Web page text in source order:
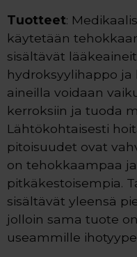
Tuotteet:
käytetään
sisältävät
hydroksyylihappo ja
aineilla voidaan
kerroksiin ja tuoda
Lähtökohtaisesti
pitoisuudet ovat
on tehokkaampaa
pitkäkestoisempia.
sisältävät yleensä
jolloin sama tuote
useammille